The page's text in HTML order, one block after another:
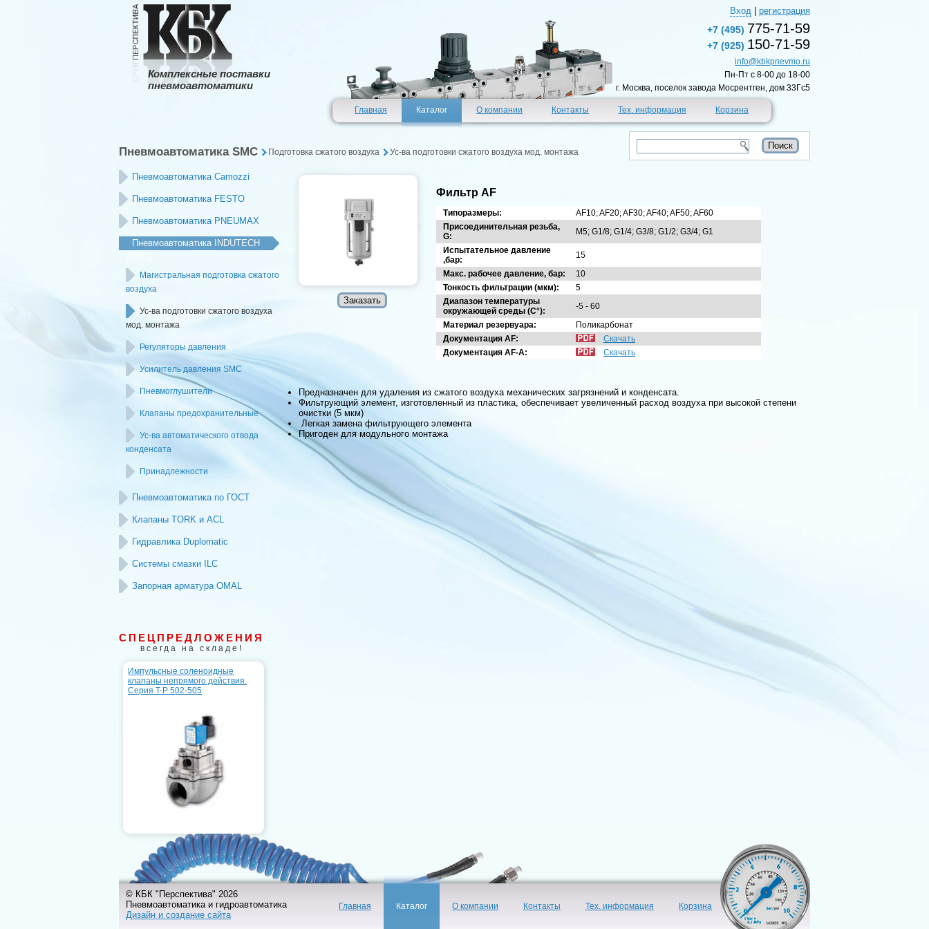
Комплексные поставки
пневмоавтоматики
Вход регистрация
+7 (495) 775-71-59
+7 (925) 150-71-59
info@kbkpnevmo.ru
Пн-Пт c 8-00 до 18-00
г. Москва, поселок завода Мосрентген, дом 33Гс5
Главная Каталог О компании Контакты Тех. информация Корзина
Пневмоавтоматика SMC Подготовка сжатого воздуха Ус-ва подготовки сжатого воздуха мод. монтажа
Пневмоавтоматика Camozzi
Пневмоавтоматика FESTO
Пневмоавтоматика PNEUMAX
Пневмоавтоматика INDUTECH
Магистральная подготовка сжатого
воздуха
Ус-ва подготовки сжатого воздуха
мод. монтажа
Регуляторы давления
Усилитель давления SMC
Пневмоглушители
Клапаны предохранительные
Ус-ва автоматического отвода
конденсата
Принадлежности
Пневмоавтоматика по ГОСТ
Клапаны TORK и ACL
Гидравлика Duplomatic
Системы смазки ILC
Запорная арматура OMAL
СПЕЦПРЕДЛОЖЕНИЯ
всегда на складе!
Импульсные соленоидные
клапаны непрямого действия.
Серия T-P 502-505
Фильтр AF
Типоразмеры:
AF10; AF20; AF30; AF40; AF50; AF60
Присоединительная резьба,
G:
М5; G1/8; G1/4; G3/8; G1/2; G3/4; G1
Испытательное давление
,бар:
15
Макс. рабочее давление, бар:
10
Тонкость фильтрации (мкм):
5
Диапазон температуры
окружающей среды (C°):
-5 - 60
Материал резервуара:
Поликарбонат
Документация AF:
Скачать
Документация AF-A:
Скачать
Предназначен для удаления из сжатого воздуха механических загрязнений и конденсата.
Фильтрующий элемент, изготовленный из пластика, обеспечивает увеличенный расход воздуха при высокой степени
очистки (5 мкм)
Легкая замена фильтрующего элемента
Пригоден для модульного монтажа
© КБК "Перспектива" 2026
Пневмоавтоматика и гидроавтоматика
Дизайн и создание сайта
Главная Каталог О компании Контакты Тех. информация Корзина